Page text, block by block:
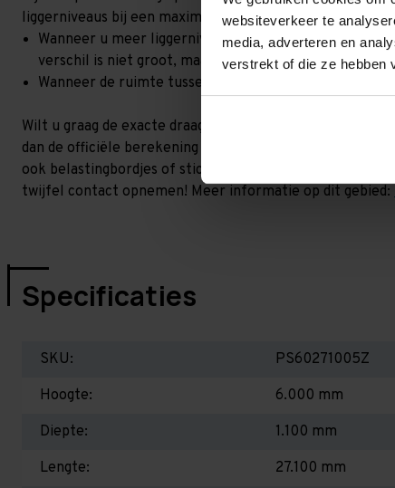
websiteverkeer te
media, adverteren en
verstrekt of die ze hebben
liggerniveaus bij een maximale hoogteverschil. Goed om
Wanneer u meer liggerniveaus toevoegt, kan het
verschil is niet groot, maar wel het beste om dit te
Wanneer de ruimte tussen de liggerniveaus kleiner is
Wilt u graag de exacte draagkracht weten in uw
dan de officiële berekening uit. Dit doen we gratis en
ook belastingbordjes of stickers meeleveren waar de
twijfel contact opnemen! Meer informatie op dit gebied:
Specificaties
SKU:
PS60271005Z
Hoogte:
6.000 mm
Diepte:
1.100 mm
Lengte:
27.100 mm